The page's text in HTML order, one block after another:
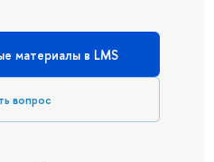
материалы в LMS
вопрос